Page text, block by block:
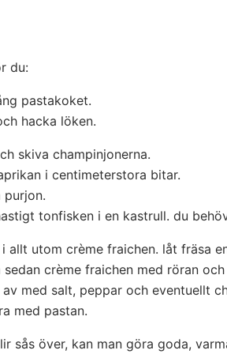
du:
pastakoket.
hacka löken.
skiva champinjonerna.
i centimeterstora bitar.
purjon.
tonfisken i en kastrull. du
i allt utom crème fraichen. låt fräsa
sedan crème fraichen med röran
av med salt, peppar och eventuellt
med pastan.
sås över, kan man göra goda,